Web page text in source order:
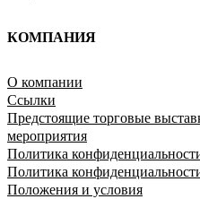
КОМПАНИЯ
O компании
Ссылки
Предстоящие торговые
мероприятия
Политика
Политика
Положения и условия